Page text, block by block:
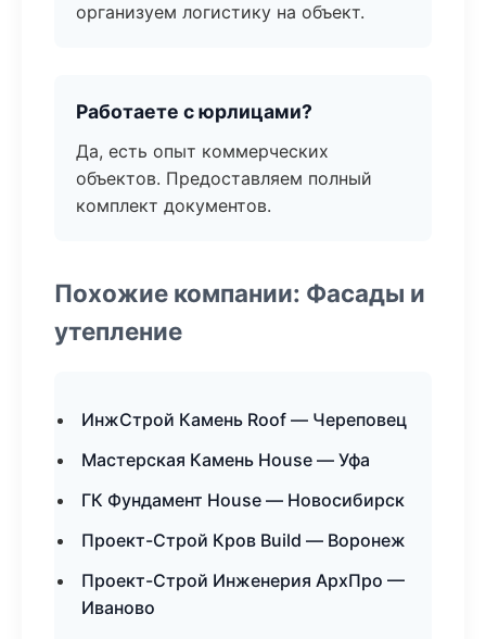
организуем логистику на объект.
Работаете с юрлицами?
Да, есть опыт коммерческих
объектов. Предоставляем полный
комплект документов.
Похожие компании: Фасады и
утепление
ИнжСтрой Камень Roof — Череповец
Мастерская Камень House — Уфа
ГК Фундамент House — Новосибирск
Проект-Строй Кров Build — Воронеж
Проект-Строй Инженерия АрхПро —
Иваново